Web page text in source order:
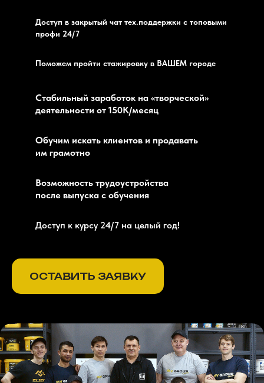
Доступ в закрытый чат тех.поддержки с топовыми
профи 24/7
Поможем пройти стажировку в ВАШЕМ городе
Стабильный заработок на «творческой»
деятельности от 150К/месяц
Обучим искать клиентов и продавать
им грамотно
Возможность трудоустройства
после выпуска с обучения
Доступ к курсу 24/7 на целый год!
ОСТАВИТЬ ЗАЯВКУ